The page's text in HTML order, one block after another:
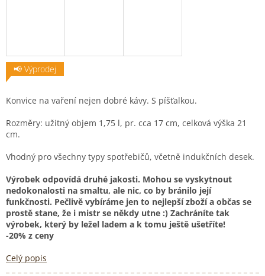
📢 Výprodej
Konvice na vaření nejen dobré kávy. S píšťalkou.
Rozměry: užitný objem 1,75 l, pr. cca 17 cm, celková výška 21
cm.
Vhodný pro všechny typy spotřebičů, včetně indukčních desek.
Výrobek odpovídá druhé jakosti. Mohou se vyskytnout
nedokonalosti na smaltu, ale nic, co by bránilo její
funkčnosti. Pečlivě vybíráme jen to nejlepší zboží a občas se
prostě stane, že i mistr se někdy utne :) Zachráníte tak
výrobek, který by ležel ladem a k tomu ještě ušetříte!
-20% z ceny
Celý popis